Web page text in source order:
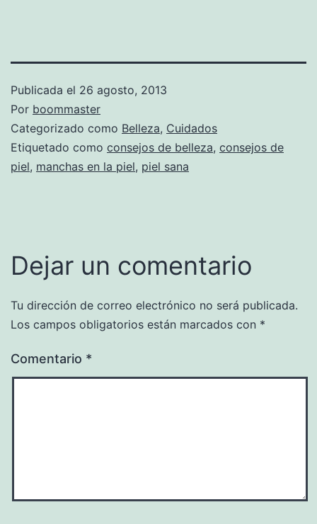
Publicada el 26 agosto, 2013
Por boommaster
Categorizado como Belleza, Cuidados
Etiquetado como consejos de belleza, consejos de
piel, manchas en la piel, piel sana
Dejar un comentario
Tu dirección de correo electrónico no será publicada.
Los campos obligatorios están marcados con *
Comentario *